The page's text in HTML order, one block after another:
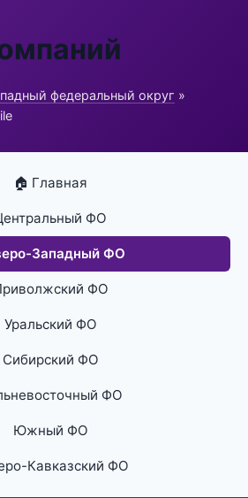
федеральный округ »
🏠 Главная
ФО
Западный ФО
ФО
Уральский ФО
Сибирский ФО
ФО
Южный ФО
Кавказский ФО